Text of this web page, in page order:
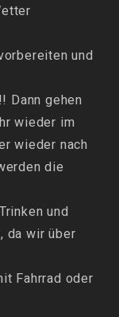
und
Dann gehen
wieder im
wieder nach
die
und
da wir über
Fahrrad oder